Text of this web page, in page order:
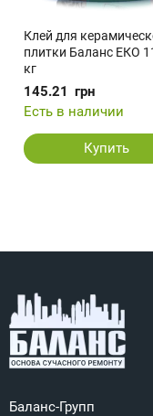
Клей для
плитки Баланс ЕКО
кг
145.21 грн
Есть в наличии
Купить
Баланс-Групп